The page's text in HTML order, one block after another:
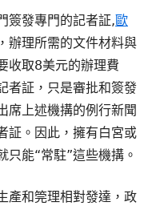
發專門的記者証,歐
辦理所需的文件材料與
收取8美元的辦理費
者証，只是審批和簽發
席上述機搆的例行新聞
証。因此，擁有白宮或
只能“常駐”這些機搆。
和筦理相對發達，政